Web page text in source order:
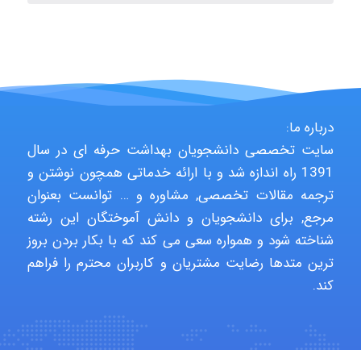
malekf
abolfazlkoshehe
abolfazlkoshehe
درباره ما:
سایت تخصصی دانشجویان بهداشت حرفه ای در سال
1391 راه اندازه شد و با ارائه خدماتی همچون نوشتن و
ترجمه مقالات تخصصی, مشاوره و … توانست بعنوان
مرجع, برای دانشجویان و دانش آموختگان این رشته
شناخته شود و همواره سعی می کند که با بکار بردن بروز
ترین متدها رضایت مشتریان و کاربران محترم را فراهم
کند.